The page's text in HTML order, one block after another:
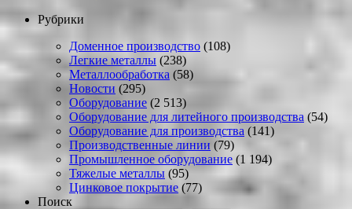
Рубрики
Доменное производство (108)
Легкие металлы (238)
Металлообработка (58)
Новости (295)
Оборудование (2 513)
Оборудование для литейного производства (54)
Оборудование для производства (141)
Производственные линии (79)
Промышленное оборудование (1 194)
Тяжелые металлы (95)
Цинковое покрытие (77)
Поиск